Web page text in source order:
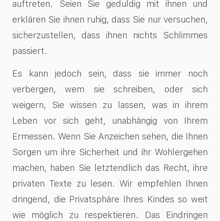
auftreten. Seien Sie geduldig mit ihnen und
erklären Sie ihnen ruhig, dass Sie nur versuchen,
sicherzustellen, dass ihnen nichts Schlimmes
passiert.
Es kann jedoch sein, dass sie immer noch
verbergen, wem sie schreiben, oder sich
weigern, Sie wissen zu lassen, was in ihrem
Leben vor sich geht, unabhängig von Ihrem
Ermessen. Wenn Sie Anzeichen sehen, die Ihnen
Sorgen um ihre Sicherheit und ihr Wohlergehen
machen, haben Sie letztendlich das Recht, ihre
privaten Texte zu lesen. Wir empfehlen Ihnen
dringend, die Privatsphäre Ihres Kindes so weit
wie möglich zu respektieren. Das Eindringen